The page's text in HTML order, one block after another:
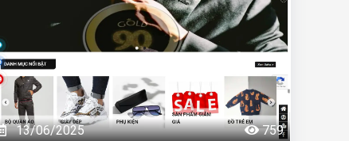
13/06/2025 759